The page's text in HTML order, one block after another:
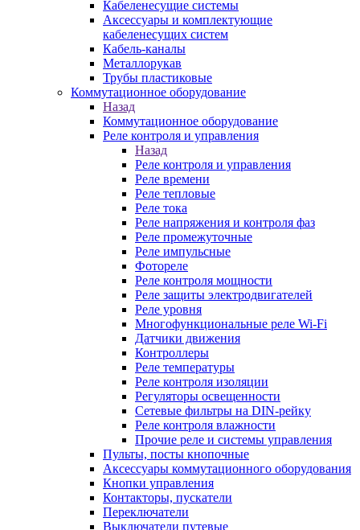
Кабеленесущие системы
Аксессуары и комплектующие
кабеленесущих систем
Кабель-каналы
Металлорукав
Трубы пластиковые
Коммутационное оборудование
Назад
Коммутационное оборудование
Реле контроля и управления
Назад
Реле контроля и управления
Реле времени
Реле тепловые
Реле тока
Реле напряжения и контроля фаз
Реле промежуточные
Реле импульсные
Фотореле
Реле контроля мощности
Реле защиты электродвигателей
Реле уровня
Многофункциональные реле Wi-Fi
Датчики движения
Контроллеры
Реле температуры
Реле контроля изоляции
Регуляторы освещенности
Сетевые фильтры на DIN-рейку
Реле контроля влажности
Прочие реле и системы управления
Пульты, посты кнопочные
Аксессуары коммутационного оборудования
Кнопки управления
Контакторы, пускатели
Переключатели
Выключатели путевые